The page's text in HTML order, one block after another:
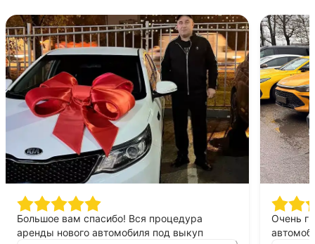
Большое вам спасибо! Вся процедура
аренды нового автомобиля под выкуп
Очень